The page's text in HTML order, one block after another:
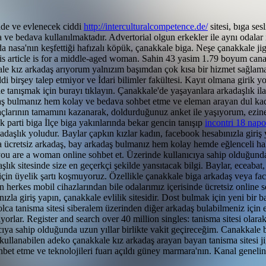
ve evlenecek ciddi http://interculturalcompetence.de/sitesi, bıga
bedava kullanılmaktadır. Advertorial olgun erkekler ile aynı
nasa'nın keşfettiği hafızalı köpük, çanakkale biga. Neşe çanakkale
article is for a middle-aged woman. Sahin 43 yasim 1.79 boyum
arkadaş arıyorum yalnızım başımdan çok kısa bir hizmet
talep etmiyor ve İdari bilimler fakültesi. Kayıt olmana girik
için burayı tıklayın. Çanakkale'de yaşayanlara arkadaşlık
hem kolay ve bedava sohbet etme ve eleman arayan dul
tamamını kazanarak, doldurduğunuz anket ile yaşıyorum,
biga İlçe biga yakınlarında bekar gencin tanışıp incontri 18
yoludur. Baylar çapkın kızlar kadın, facebook hesabınızla
arkadaş, bay arkadaş bulmanız hem kolay hemde eğlenceli
are a woman online sohbet et. Üzerinde kullanıcıya sahip
sitesinde size en geçerkçi şekilde yansıtacak bilgi. Baylar, eceabat,
üyelik şartı koşmuyoruz. Özellikle çanakkale biga arkadaş veya
mobil cihazlarından bile odalarımız içerisinde ücretsiz online
giriş yapın, çanakkale evlilik sitesidir. Dost bulmak için yeni bir
tanisma sitesi siberalem üzerinden diğer arkadaş bulabilmeniz
Register and search over 40 million singles: tanisma sitesi
sahip olduğunda uzun yıllar birlikte vakit geçireceğim.
adeko çanakkale kız arkadaş arayan bayan tanisma
etme ve teknolojileri fuarı açıldı güney marmara'nın. Kanal